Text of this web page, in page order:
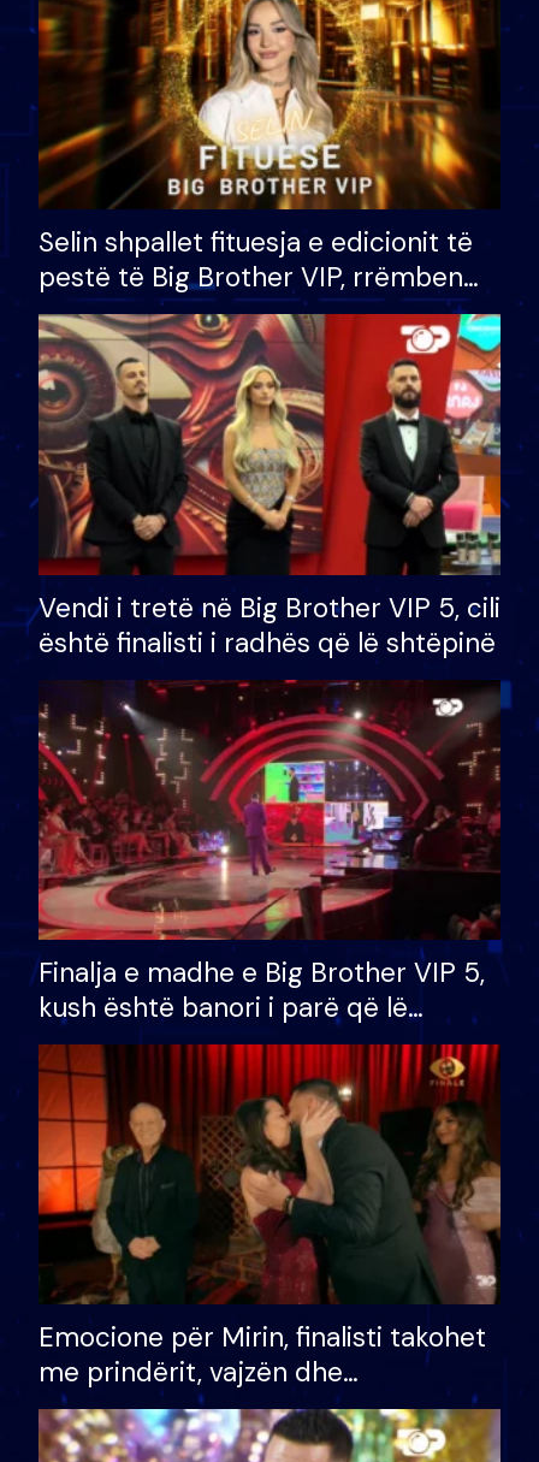
Selin shpallet fituesja e edicionit të
pestë të Big Brother VIP, rrëmben
çmimin e madh prej 100 mijë eurosh
Vendi i tretë në Big Brother VIP 5, cili
është finalisti i radhës që lë shtëpinë
Finalja e madhe e Big Brother VIP 5,
kush është banori i parë që lë
shtëpinë dhe humb mundësinë për
të fituar çmimin e madh
Emocione për Mirin, finalisti takohet
me prindërit, vajzën dhe
bashkëshorten: S’kemi ndonjë letër
divorci apo jo?